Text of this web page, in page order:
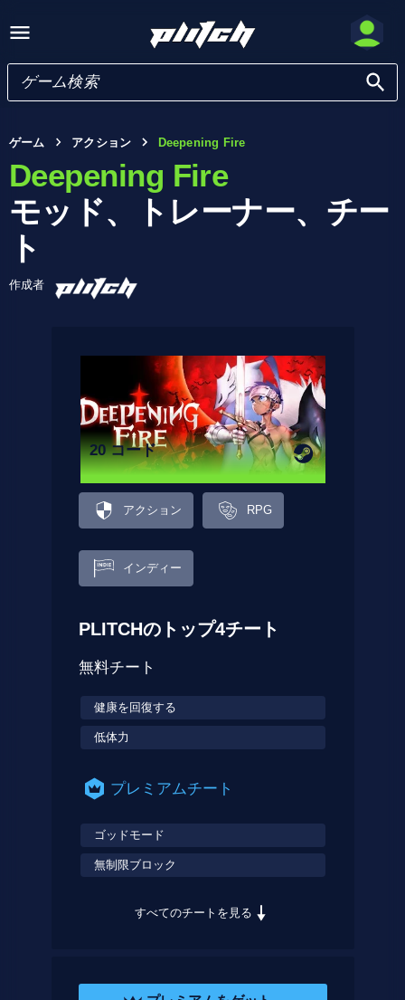
ゲーム アクション Deepening Fire
Deepening Fire
モッド、トレーナー、チー
ト
作成者
20 コード
アクション RPG
インディー
PLITCHのトップ4チート
無料チート
健康を回復する
低体力
プレミアムチート
ゴッドモード
無制限ブロック
すべてのチートを見る